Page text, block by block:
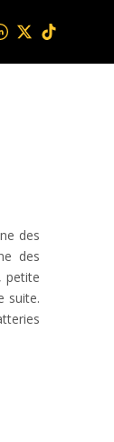
des
des
petite
suite.